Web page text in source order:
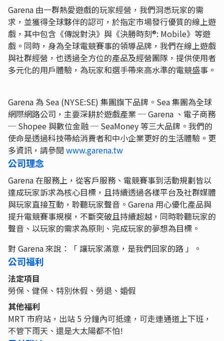
Garena 由一群熱愛遊戲的玩家經營，我們洞悉玩家的需
求，並獲得全球夥伴的認可，於指定市場發行優質的線上遊
戲，其中包含《傳說對決》與《決勝時刻®: Mobile》等遊
戲。同時，身為全球電競賽事的領導品牌，我們在線上遊戲
與社群經營，也透過全方位的產品及經營團隊，提供使用者
多元化的用戶體驗，為玩家和選手帶來高水準的電競盛事。
Garena 為 Sea (NYSE:SE) 集團旗下品牌。Sea 集團為全球
網際網路公司，主要深耕於遊戲產業 ─ Garena 、電子商務
─ Shopee 與數位金融 ─ SeaMoney 等三大品牌。我們的
使命是透過科技帶給消費者和中小企業更好的生活體驗。更
多資訊，請參閱 www.garena.tw
公司理念
Garena 在服務上，從客戶服務、電競賽事到活動規劃皆以
達成玩家訴求為核心目標，且持續透過各樣平台及社群媒體
與玩家直接互動，聆聽玩家聲音。Garena 用心優化產品與
提升電競賽事規模，不斷突破且持續超越，同時聆聽玩家的
聲音、以玩家的需求為原則、完成玩家的夢想為目標。
對 Garena 來說：「 讓玩家滿意，是我們回家的路 」。
公司福利
法定項目
勞保、健保、特別休假、勞退、婚假
其他福利
MRT 市府站，出站 5 分鐘內可抵達，可走連通道上下班，
不管下雨天、還是大太陽都不怕!